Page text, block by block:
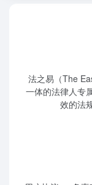
法之易（The
一体的法律人专
效的法